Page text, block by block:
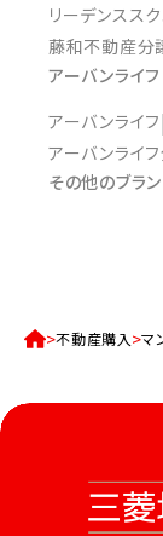
リーデンスス
藤和不動産分
アーバンライフ
アーバンライフ
アーバンライ
その他のブラ
不動産購入 マ